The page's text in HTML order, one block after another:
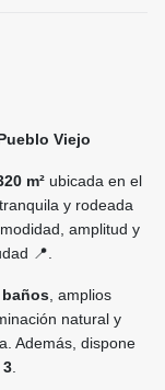
Viejo
m² ubicada en el
y rodeada
amplitud y
📍.
baños , amplios
natural y
Además, dispone
3